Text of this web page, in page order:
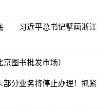
——习近平总书记擘画浙江
图书批发市场）
分业务将停止办理！抓紧